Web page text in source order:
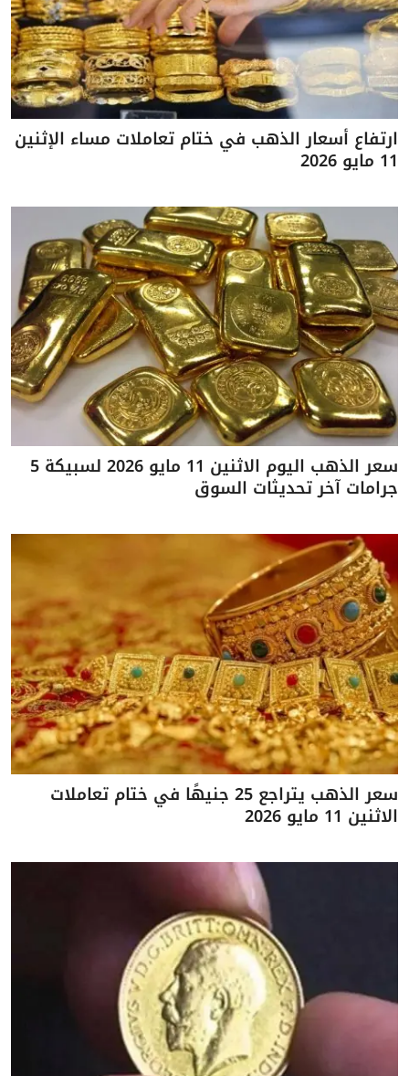
ارتفاع أسعار الذهب في ختام تعاملات مساء الإثنين
11 مايو 2026
سعر الذهب اليوم الاثنين 11 مايو 2026 لسبيكة 5
جرامات آخر تحديثات السوق
سعر الذهب يتراجع 25 جنيهًا في ختام تعاملات
الاثنين 11 مايو 2026